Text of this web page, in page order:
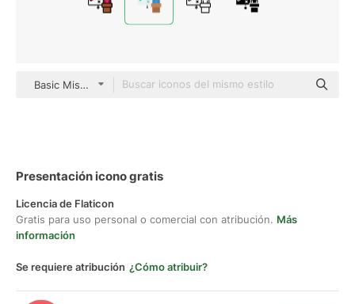
Basic Miscellany Flat
Presentación icono gratis
Licencia de Flaticon
Gratis para uso personal o comercial con atribución. Más
información
Se requiere atribución ¿Cómo atribuir?